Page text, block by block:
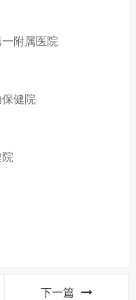
附属医院
健院
下一篇